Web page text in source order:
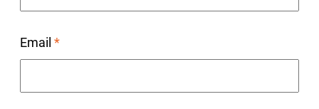
Email *